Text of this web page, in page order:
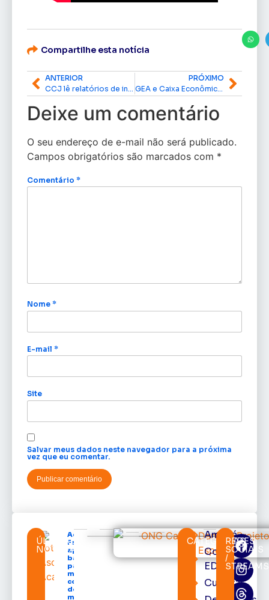
Compartilhe esta notícia
ANTERIOR
PRÓXIMO
GEA e Caixa Econômica realizam sorteio de moradias do Miracema
Deixe um comentário
O seu endereço de e-mail não será publicado.
Campos obrigatórios são marcados com *
Comentário *
Nome *
E-mail *
Site
Salvar meus dados neste navegador para a próxima
vez que eu comentar.
ÚLTIMAS
NOTÍCIAS
Acácio
Favacho
apresenta
balanço
parcial do
mandato
com mais
de R$ 668
milhões
CATEGORIAS
Amapá
Cortes
EDcast
Cultura
REDES
SOCIAIS
/
STREAMS